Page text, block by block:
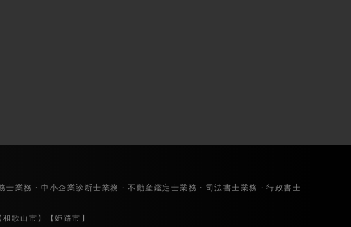
士業務・中小企業診断士業務・不動産鑑定士業務・司法書士業務・行政書士
歌山市】【姫路市】